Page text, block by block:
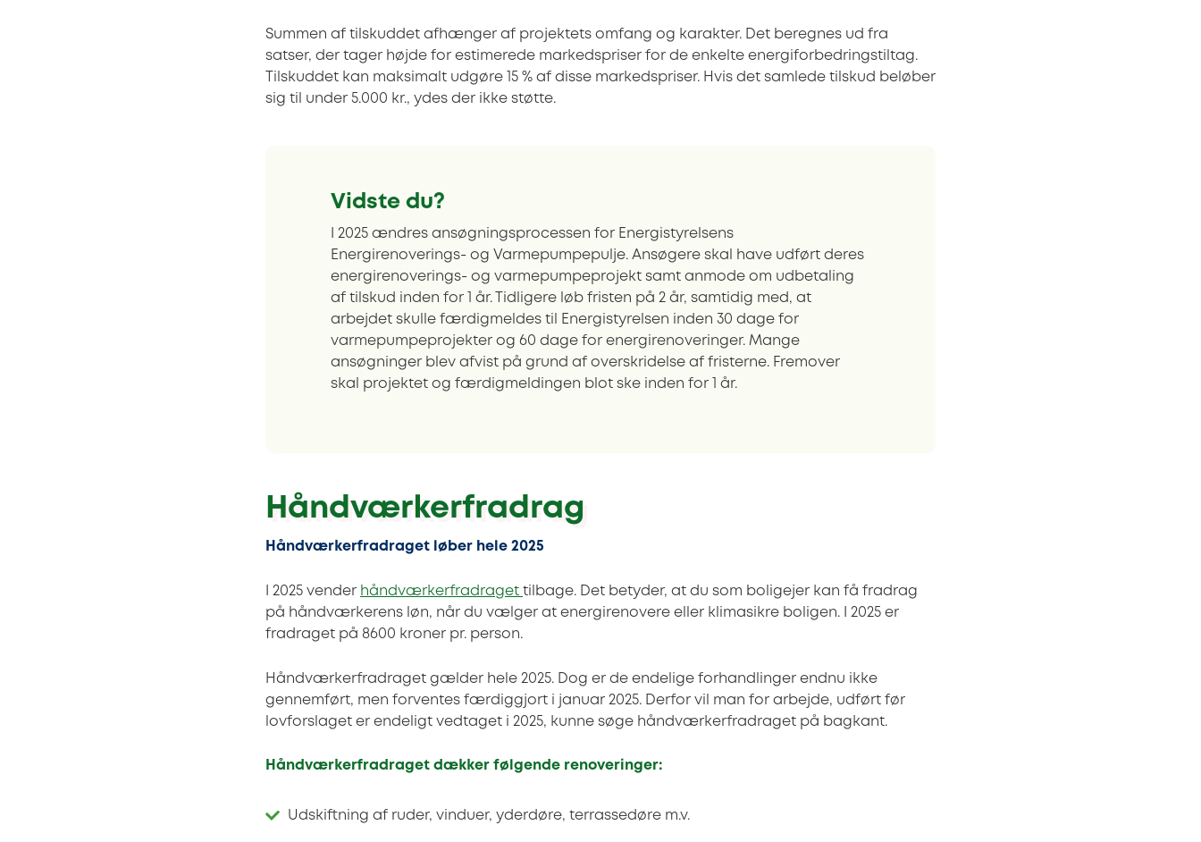
Summen af tilskuddet afhænger af projektets omfang og karakter. Det beregnes ud fra
satser, der tager højde for estimerede markedspriser for de enkelte energiforbedringstiltag.
Tilskuddet kan maksimalt udgøre 15 % af disse markedspriser. Hvis det samlede tilskud beløber
sig til under 5.000 kr., ydes der ikke støtte.
Vidste du?
I 2025 ændres ansøgningsprocessen for Energistyrelsens
Energirenoverings- og Varmepumpepulje. Ansøgere skal have udført deres
energirenoverings- og varmepumpeprojekt samt anmode om udbetaling
af tilskud inden for 1 år. Tidligere løb fristen på 2 år, samtidig med, at
arbejdet skulle færdigmeldes til Energistyrelsen inden 30 dage for
varmepumpeprojekter og 60 dage for energirenoveringer. Mange
ansøgninger blev afvist på grund af overskridelse af fristerne. Fremover
skal projektet og færdigmeldingen blot ske inden for 1 år.
Håndværkerfradrag
Håndværkerfradraget løber hele 2025
I 2025 vender håndværkerfradraget tilbage. Det betyder, at du som boligejer kan få fradrag
på håndværkerens løn, når du vælger at energirenovere eller klimasikre boligen. I 2025 er
fradraget på 8600 kroner pr. person.
Håndværkerfradraget gælder hele 2025. Dog er de endelige forhandlinger endnu ikke
gennemført, men forventes færdiggjort i januar 2025. Derfor vil man for arbejde, udført før
lovforslaget er endeligt vedtaget i 2025, kunne søge håndværkerfradraget på bagkant.
Håndværkerfradraget dækker følgende renoveringer:
Udskiftning af ruder, vinduer, yderdøre, terrassedøre m.v.